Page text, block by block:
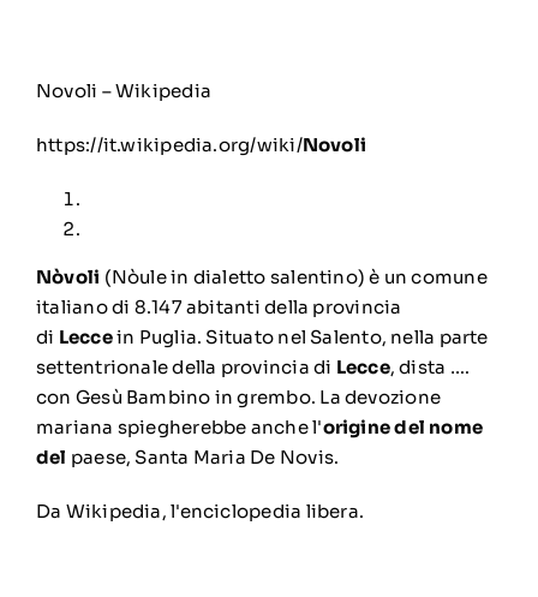
Novoli – Wikipedia
https://it.wikipedia.org/wiki/Novoli
Nòvoli (Nòule in dialetto salentino) è un comune
italiano di 8.147 abitanti della provincia
di Leccein Puglia. Situato nel Salento, nella parte
settentrionale della provincia di Lecce, dista ….
con Gesù Bambino in grembo. La devozione
mariana spiegherebbe anche l'origine del nome
del paese, Santa Maria De Novis.
Da Wikipedia, l'enciclopedia libera.